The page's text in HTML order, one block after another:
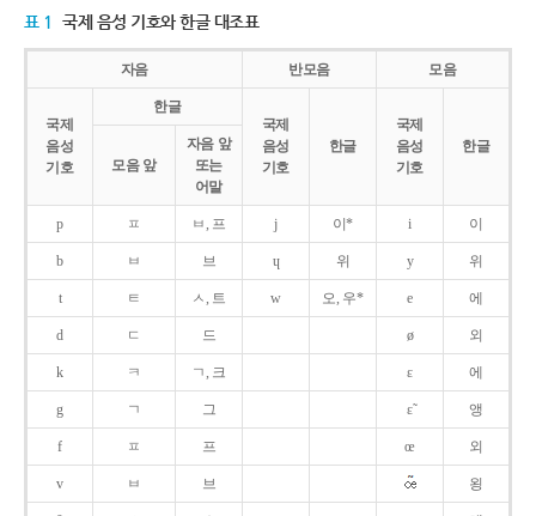
표 1 국제 음성 기호와 한글 대조표
자음 반모음 모음
국제
음성
기호
한글
국제
음성
기호
한글
국제
음성
기호
한글
모음 앞
자음 앞
또는
어말
p ㅍ ㅂ, 프 j 이* i 이
b ㅂ 브 ɥ 위 y 위
t ㅌ ㅅ, 트 w 오, 우* e 에
d ㄷ 드 ø 외
k ㅋ ㄱ, 크 ɛ 에
g ㄱ 그 ɛ̃ 앵
f ㅍ 프 œ 외
v ㅂ 브 욍